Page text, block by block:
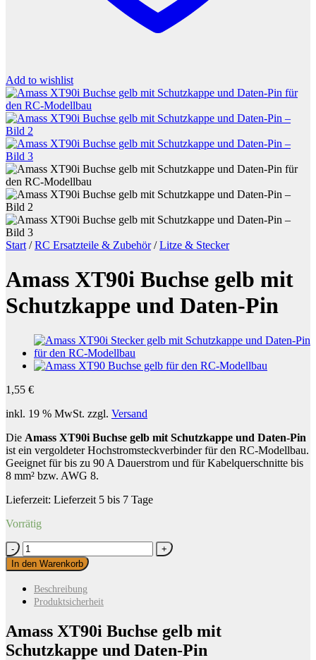
Add to wishlist
Start / RC Ersatzteile & Zubehör / Litze & Stecker
Amass XT90i Buchse gelb mit
Schutzkappe und Daten-Pin
1,55 €
inkl. 19 % MwSt. zzgl. Versand
Die Amass XT90i Buchse gelb mit Schutzkappe und Daten-Pin
ist ein vergoldeter Hochstromsteckverbinder für den RC-Modellbau.
Geeignet für bis zu 90 A Dauerstrom und für Kabelquerschnitte bis
8 mm² bzw. AWG 8.
Lieferzeit: Lieferzeit 5 bis 7 Tage
Vorrätig
Amass
XT90i
Buchse
gelb
mit
Schutzkappe
Daten-
Pin
In den Warenkorb
Beschreibung
Produktsicherheit
Amass XT90i Buchse gelb mit
Schutzkappe und Daten-Pin